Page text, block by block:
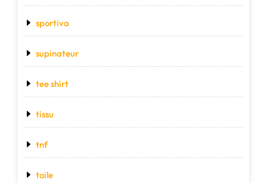
sportiva
supinateur
tee shirt
tissu
tnf
toile